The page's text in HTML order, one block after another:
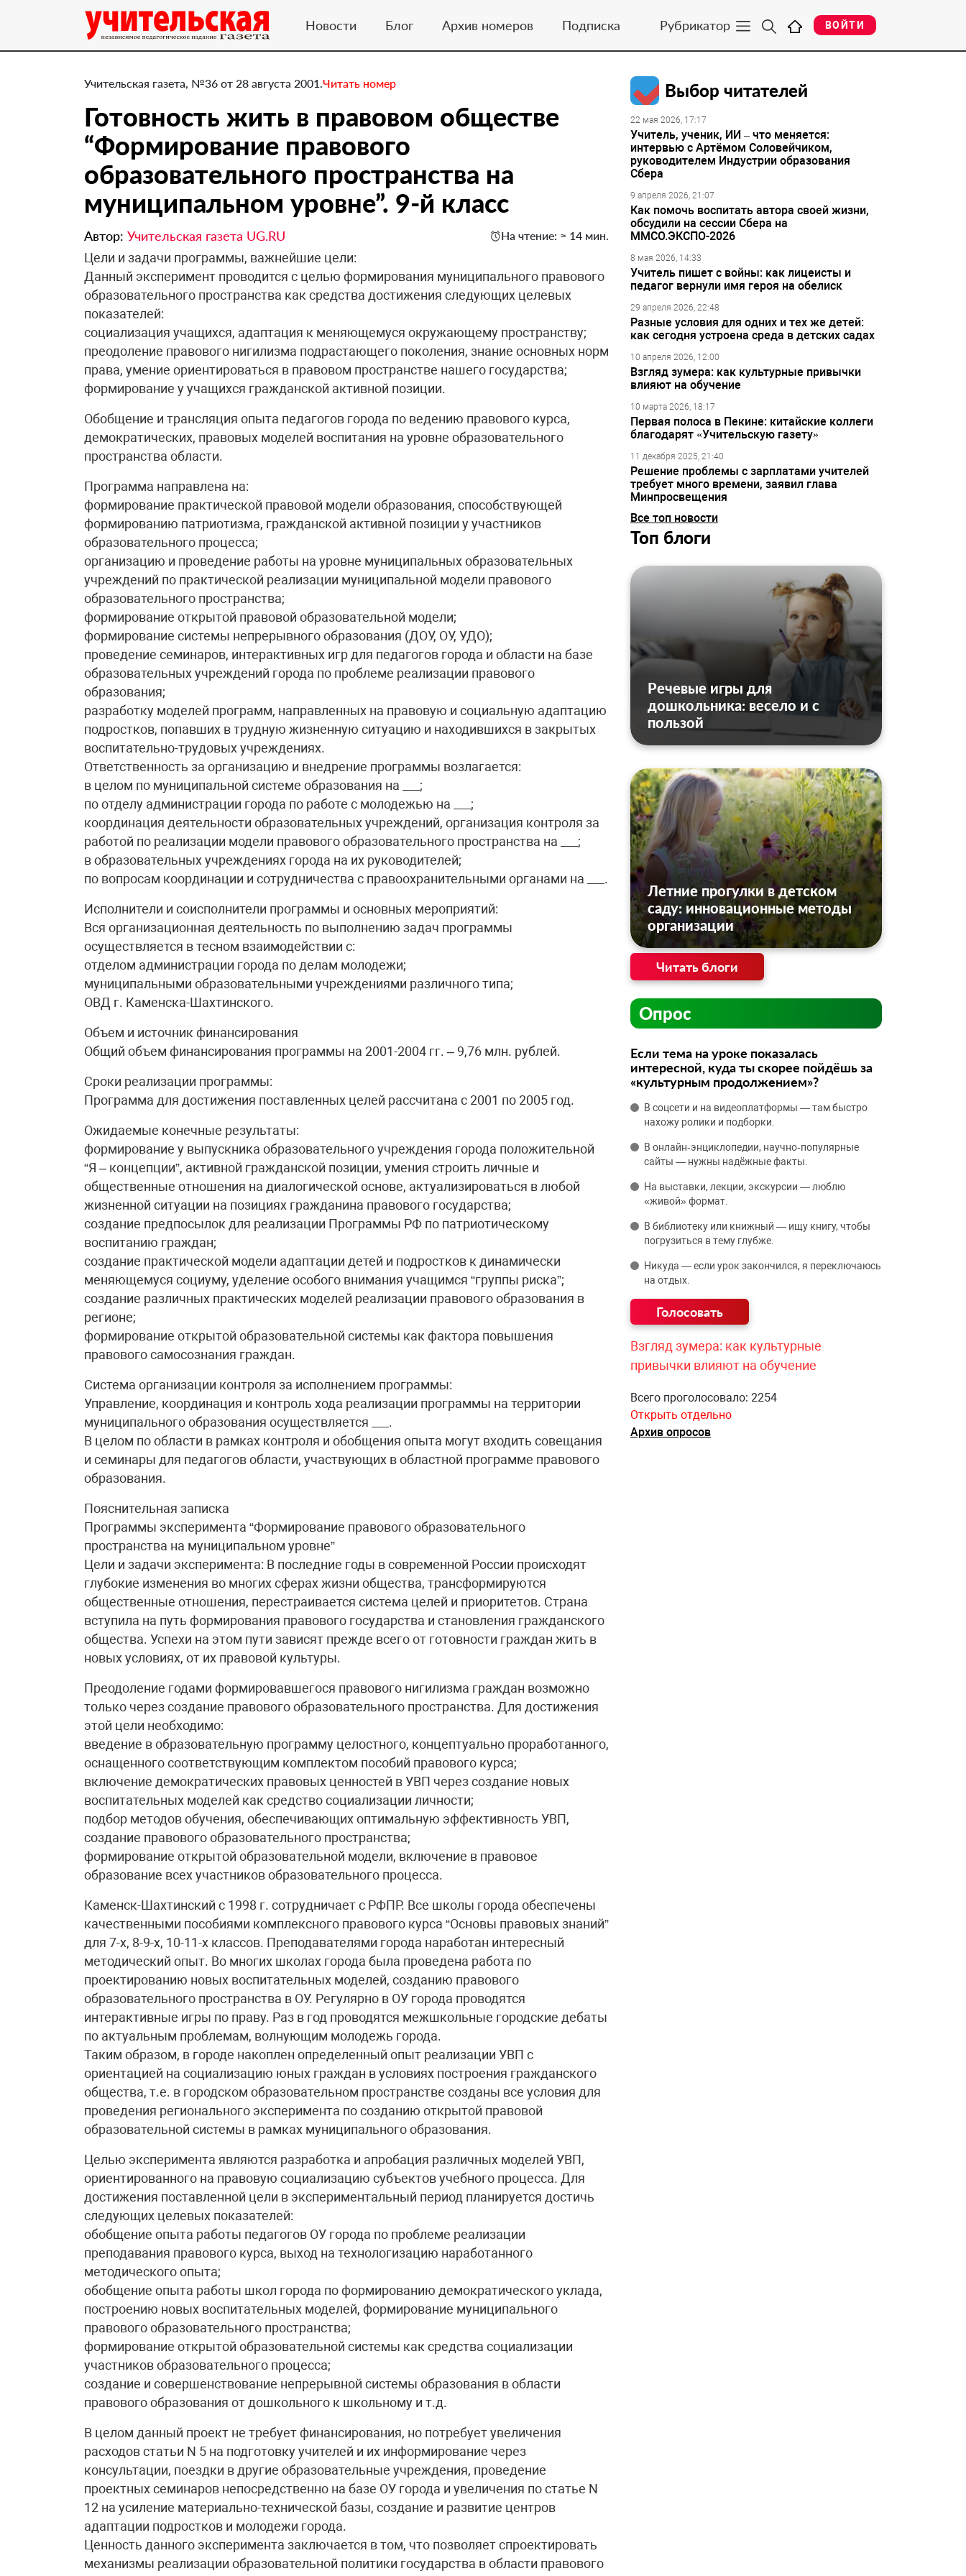
Новости Блог Архив номеров Подписка Рубрикатор ВОЙТИ
Учительская газета, №36 от 28 августа 2001.Читать номер
Готовность жить в правовом обществе
“Формирование правового
образовательного пространства на
муниципальном уровне”. 9-й класс
Автор: Учительская газета UG.RU На чтение: ≈ 14 мин.
Цели и задачи программы, важнейшие цели:
Данный эксперимент проводится с целью формирования муниципального правового
образовательного пространства как средства достижения следующих целевых
показателей:
социализация учащихся, адаптация к меняющемуся окружающему пространству;
преодоление правового нигилизма подрастающего поколения, знание основных норм
права, умение ориентироваться в правовом пространстве нашего государства;
формирование у учащихся гражданской активной позиции.
Обобщение и трансляция опыта педагогов города по ведению правового курса,
демократических, правовых моделей воспитания на уровне образовательного
пространства области.
Программа направлена на:
формирование практической правовой модели образования, способствующей
формированию патриотизма, гражданской активной позиции у участников
образовательного процесса;
организацию и проведение работы на уровне муниципальных образовательных
учреждений по практической реализации муниципальной модели правового
образовательного пространства;
формирование открытой правовой образовательной модели;
формирование системы непрерывного образования (ДОУ, ОУ, УДО);
проведение семинаров, интерактивных игр для педагогов города и области на базе
образовательных учреждений города по проблеме реализации правового
образования;
разработку моделей программ, направленных на правовую и социальную адаптацию
подростков, попавших в трудную жизненную ситуацию и находившихся в закрытых
воспитательно-трудовых учреждениях.
Ответственность за организацию и внедрение программы возлагается:
в целом по муниципальной системе образования на ___;
по отделу администрации города по работе с молодежью на ___;
координация деятельности образовательных учреждений, организация контроля за
работой по реализации модели правового образовательного пространства на ___;
в образовательных учреждениях города на их руководителей;
по вопросам координации и сотрудничества с правоохранительными органами на ___.
Исполнители и соисполнители программы и основных мероприятий:
Вся организационная деятельность по выполнению задач программы
осуществляется в тесном взаимодействии с:
отделом администрации города по делам молодежи;
муниципальными образовательными учреждениями различного типа;
ОВД г. Каменска-Шахтинского.
Объем и источник финансирования
Общий объем финансирования программы на 2001-2004 гг. – 9,76 млн. рублей.
Сроки реализации программы:
Программа для достижения поставленных целей рассчитана с 2001 по 2005 год.
Ожидаемые конечные результаты:
формирование у выпускника образовательного учреждения города положительной
“Я – концепции”, активной гражданской позиции, умения строить личные и
общественные отношения на диалогической основе, актуализироваться в любой
жизненной ситуации на позициях гражданина правового государства;
создание предпосылок для реализации Программы РФ по патриотическому
воспитанию граждан;
создание практической модели адаптации детей и подростков к динамически
меняющемуся социуму, уделение особого внимания учащимся “группы риска”;
создание различных практических моделей реализации правового образования в
регионе;
формирование открытой образовательной системы как фактора повышения
правового самосознания граждан.
Система организации контроля за исполнением программы:
Управление, координация и контроль хода реализации программы на территории
муниципального образования осуществляется ___.
В целом по области в рамках контроля и обобщения опыта могут входить совещания
и семинары для педагогов области, участвующих в областной программе правового
образования.
Пояснительная записка
Программы эксперимента “Формирование правового образовательного
пространства на муниципальном уровне”
Цели и задачи эксперимента: В последние годы в современной России происходят
глубокие изменения во многих сферах жизни общества, трансформируются
общественные отношения, перестраивается система целей и приоритетов. Страна
вступила на путь формирования правового государства и становления гражданского
общества. Успехи на этом пути зависят прежде всего от готовности граждан жить в
новых условиях, от их правовой культуры.
Преодоление годами формировавшегося правового нигилизма граждан возможно
только через создание правового образовательного пространства. Для достижения
этой цели необходимо:
введение в образовательную программу целостного, концептуально проработанного,
оснащенного соответствующим комплектом пособий правового курса;
включение демократических правовых ценностей в УВП через создание новых
воспитательных моделей как средство социализации личности;
подбор методов обучения, обеспечивающих оптимальную эффективность УВП,
создание правового образовательного пространства;
формирование открытой образовательной модели, включение в правовое
образование всех участников образовательного процесса.
Каменск-Шахтинский с 1998 г. сотрудничает с РФПР. Все школы города обеспечены
качественными пособиями комплексного правового курса “Основы правовых знаний”
для 7-х, 8-9-х, 10-11-х классов. Преподавателями города наработан интересный
методический опыт. Во многих школах города была проведена работа по
проектированию новых воспитательных моделей, созданию правового
образовательного пространства в ОУ. Регулярно в ОУ города проводятся
интерактивные игры по праву. Раз в год проводятся межшкольные городские дебаты
по актуальным проблемам, волнующим молодежь города.
Таким образом, в городе накоплен определенный опыт реализации УВП с
ориентацией на социализацию юных граждан в условиях построения гражданского
общества, т.е. в городском образовательном пространстве созданы все условия для
проведения регионального эксперимента по созданию открытой правовой
образовательной системы в рамках муниципального образования.
Целью эксперимента являются разработка и апробация различных моделей УВП,
ориентированного на правовую социализацию субъектов учебного процесса. Для
достижения поставленной цели в экспериментальный период планируется достичь
следующих целевых показателей:
обобщение опыта работы педагогов ОУ города по проблеме реализации
преподавания правового курса, выход на технологизацию наработанного
методического опыта;
обобщение опыта работы школ города по формированию демократического уклада,
построению новых воспитательных моделей, формирование муниципального
правового образовательного пространства;
формирование открытой образовательной системы как средства социализации
участников образовательного процесса;
создание и совершенствование непрерывной системы образования в области
правового образования от дошкольного к школьному и т.д.
В целом данный проект не требует финансирования, но потребует увеличения
расходов статьи N 5 на подготовку учителей и их информирование через
консультации, поездки в другие образовательные учреждения, проведение
проектных семинаров непосредственно на базе ОУ города и увеличения по статье N
12 на усиление материально-технической базы, создание и развитие центров
адаптации подростков и молодежи города.
Ценность данного эксперимента заключается в том, что позволяет спроектировать
механизмы реализации образовательной политики государства в области правового
Выбор читателей
22 мая 2026, 17:17
Учитель, ученик, ИИ – что меняется:
интервью с Артёмом Соловейчиком,
руководителем Индустрии образования
Сбера
9 апреля 2026, 21:07
Как помочь воспитать автора своей жизни,
обсудили на сессии Сбера на
ММСО.ЭКСПО-2026
8 мая 2026, 14:33
Учитель пишет с войны: как лицеисты и
педагог вернули имя героя на обелиск
29 апреля 2026, 22:48
Разные условия для одних и тех же детей:
как сегодня устроена среда в детских садах
10 апреля 2026, 12:00
Взгляд зумера: как культурные привычки
влияют на обучение
10 марта 2026, 18:17
Первая полоса в Пекине: китайские коллеги
благодарят «Учительскую газету»
11 декабря 2025, 21:40
Решение проблемы с зарплатами учителей
требует много времени, заявил глава
Минпросвещения
Все топ новости
Топ блоги
Речевые игры для
дошкольника: весело и с
пользой
Летние прогулки в детском
саду: инновационные методы
организации
Читать блоги
Опрос
Если тема на уроке показалась
интересной, куда ты скорее пойдёшь за
«культурным продолжением»?
В соцсети и на видеоплатформы — там быстро
нахожу ролики и подборки.
В онлайн‑энциклопедии, научно‑популярные
сайты — нужны надёжные факты.
На выставки, лекции, экскурсии — люблю
«живой» формат.
В библиотеку или книжный — ищу книгу, чтобы
погрузиться в тему глубже.
Никуда — если урок закончился, я переключаюсь
на отдых.
Взгляд зумера: как культурные
привычки влияют на обучение
Всего проголосовало: 2254
Открыть отдельно
Архив опросов